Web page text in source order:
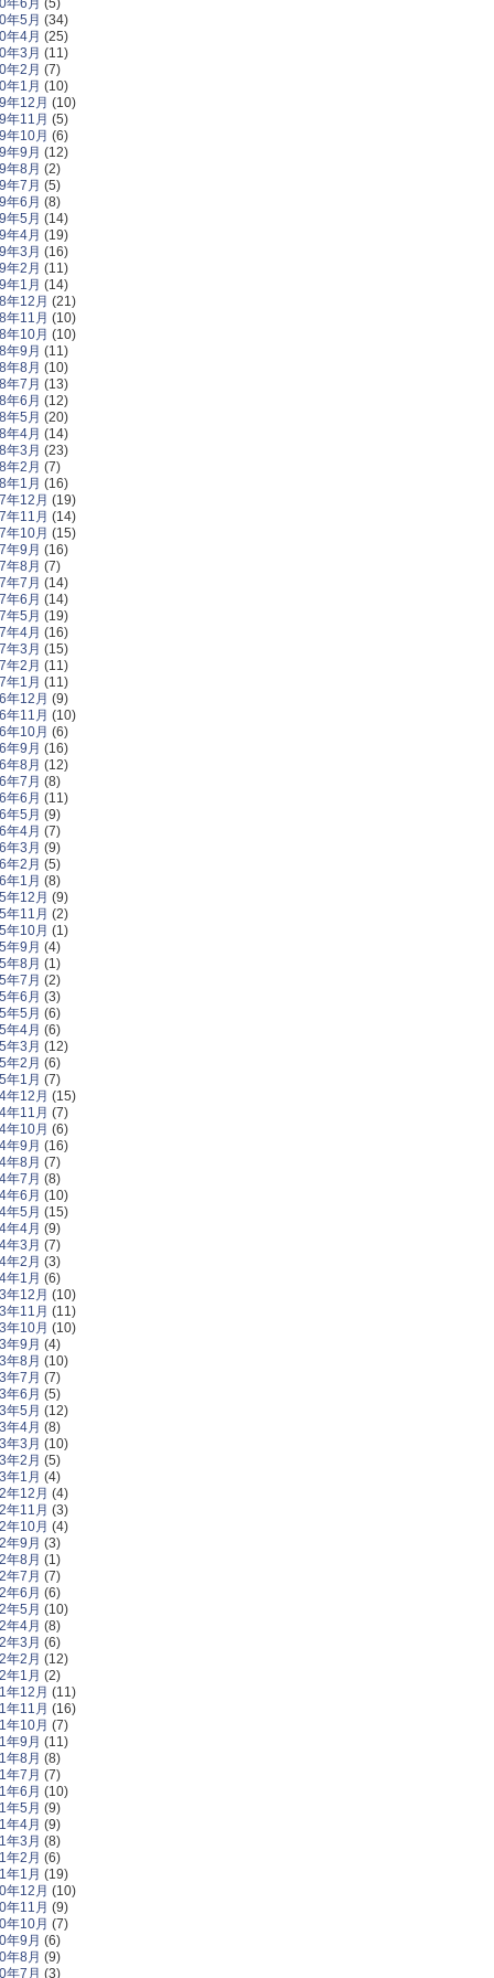
年5月 (34)
年4月 (25)
年3月 (11)
年2月 (7)
年1月 (10)
年12月 (10)
年11月 (5)
年10月 (6)
年9月 (12)
年8月 (2)
年7月 (5)
年6月 (8)
年5月 (14)
年4月 (19)
年3月 (16)
年2月 (11)
年1月 (14)
年12月 (21)
年11月 (10)
年10月 (10)
年9月 (11)
年8月 (10)
年7月 (13)
年6月 (12)
年5月 (20)
年4月 (14)
年3月 (23)
年2月 (7)
年1月 (16)
年12月 (19)
年11月 (14)
年10月 (15)
年9月 (16)
年8月 (7)
年7月 (14)
年6月 (14)
年5月 (19)
年4月 (16)
年3月 (15)
年2月 (11)
年1月 (11)
年12月 (9)
年11月 (10)
年10月 (6)
年9月 (16)
年8月 (12)
年7月 (8)
年6月 (11)
年5月 (9)
年4月 (7)
年3月 (9)
年2月 (5)
年1月 (8)
年12月 (9)
年11月 (2)
年10月 (1)
年9月 (4)
年8月 (1)
年7月 (2)
年6月 (3)
年5月 (6)
年4月 (6)
年3月 (12)
年2月 (6)
年1月 (7)
年12月 (15)
年11月 (7)
年10月 (6)
年9月 (16)
年8月 (7)
年7月 (8)
年6月 (10)
年5月 (15)
年4月 (9)
年3月 (7)
年2月 (3)
年1月 (6)
年12月 (10)
年11月 (11)
年10月 (10)
年9月 (4)
年8月 (10)
年7月 (7)
年6月 (5)
年5月 (12)
年4月 (8)
年3月 (10)
年2月 (5)
年1月 (4)
年12月 (4)
年11月 (3)
年10月 (4)
年9月 (3)
年8月 (1)
年7月 (7)
年6月 (6)
年5月 (10)
年4月 (8)
年3月 (6)
年2月 (12)
年1月 (2)
年12月 (11)
年11月 (16)
年10月 (7)
年9月 (11)
年8月 (8)
年7月 (7)
年6月 (10)
年5月 (9)
年4月 (9)
年3月 (8)
年2月 (6)
年1月 (19)
年12月 (10)
年11月 (9)
年10月 (7)
年9月 (6)
年8月 (9)
年7月 (3)